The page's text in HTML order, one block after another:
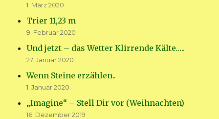
1. März 2020
Trier 11,23 m
9. Februar 2020
Und jetzt – das Wetter Klirrende Kälte…..
27. Januar 2020
Wenn Steine erzählen..
1. Januar 2020
„Imagine“ – Stell Dir vor (Weihnachten)
16. Dezember 2019